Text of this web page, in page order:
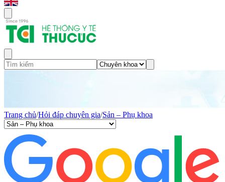
Trang chủ/Hỏi đáp chuyên gia/Sản – Phụ khoa